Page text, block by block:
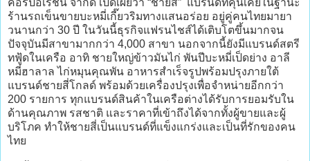
ร้านรถเข็นขายบะหมี่เกี๊ยวริมทางแสนอร่อย อยู่คู่คนไทยมายา
วนานกว่า 30 ปี ในวันนี้ธุรกิจแฟรนไชส์ได้เติบโตขึ้นมากจน
ปัจจุบันมีสาขามากกว่า 4,000 สาขา นอกจากนี้ยังมีแบรนด์สตรี
ทฟู้ดในเครือ อาทิ ชายใหญ่ข้าวมันไก่ พันปีบะหมี่เป็ดย่าง อาลี
หมี่ฮาลาล ไก่หมุนคุณพัน อาหารสำเร็จรูปพร้อมปรุงภายใต้
แบรนด์ชายสี่โกลด์ พร้อมด้วยเครื่องปรุงเพื่อจำหน่ายอีกกว่า
200 รายการ ทุกแบรนด์สินค้าในเครือต่างได้รับการยอมรับใน
ด้านคุณภาพ รสชาติ และราคาที่เข้าถึงได้จากทั้งผู้ขายและผู้
บริโภค ทำให้ชายสี่เป็นแบรนด์ที่แข็งแกร่งและเป็นที่รักของคน
ไทย